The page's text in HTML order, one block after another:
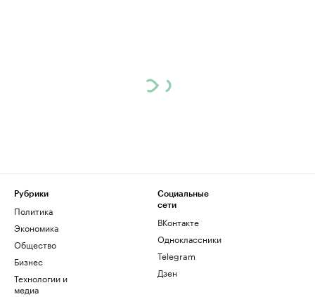
Рубрики
Политика
Экономика
Общество
Бизнес
Технологии и
медиа
Социальные
сети
ВКонтакте
Одноклассники
Telegram
Дзен